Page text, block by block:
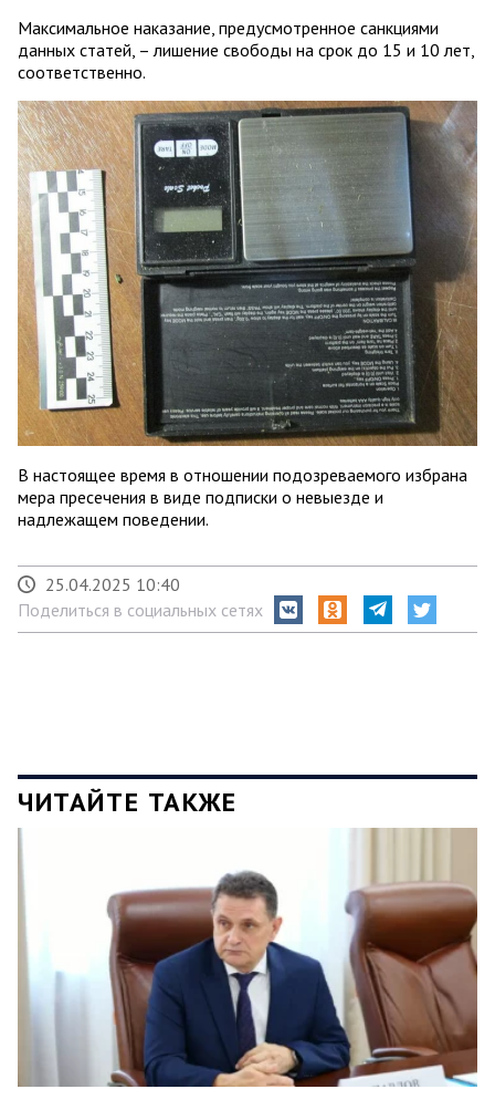
Максимальное наказание, предусмотренное санкциями
данных статей, – лишение свободы на срок до 15 и 10 лет,
соответственно.
В настоящее время в отношении подозреваемого избрана
мера пресечения в виде подписки о невыезде и
надлежащем поведении.
25.04.2025 10:40
Поделиться в социальных сетях
ЧИТАЙТЕ ТАКЖЕ